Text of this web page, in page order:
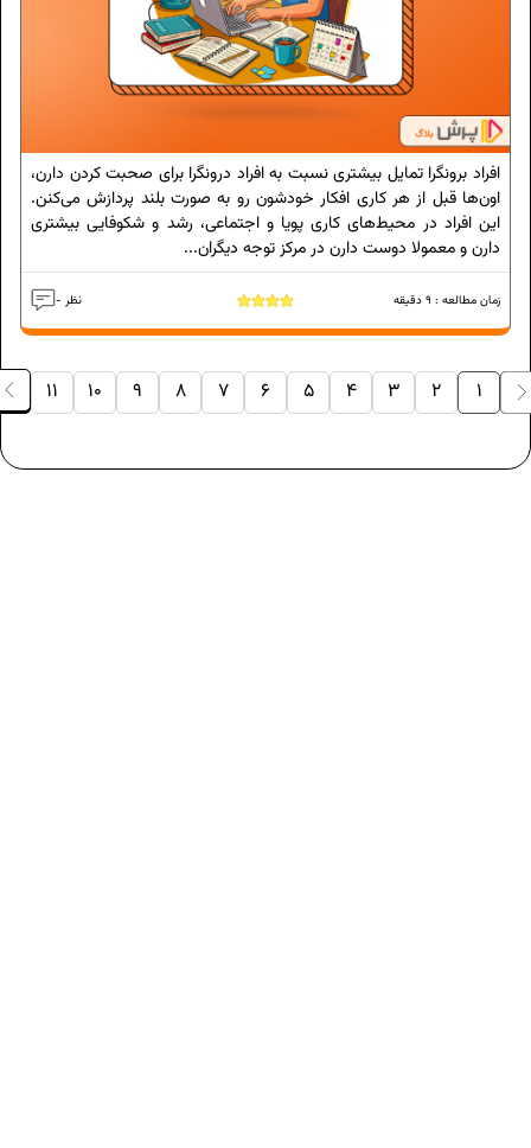
افراد برونگرا تمایل بیشتری نسبت به افراد درونگرا برای صحبت کردن دارن،
اون‌ها قبل از هر کاری افکار خودشون رو به صورت بلند پردازش می‌کنن.
این افراد در محیط‌های کاری پویا و اجتماعی، رشد و شکوفایی بیشتری
دارن و معمولا دوست دارن در مرکز توجه دیگران...
- نظر زمان مطالعه : 9 دقیقه
1
2
3
4
5
6
7
8
9
10
11